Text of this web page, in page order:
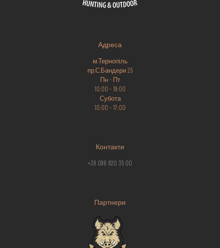
Адреса
м.Тернопіль
пр.С.Бандери 25
Пн - Пт
10:00 - 19:00
Субота
10:00 - 17:00
Контакти
+38 098 820 35 00
Партнери